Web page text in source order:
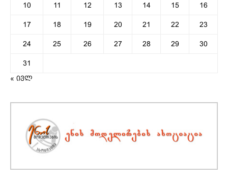
10 11 12 13 14 15 16
17 18 19 20 21 22 23
24 25 26 27 28 29 30
31
« ივლ